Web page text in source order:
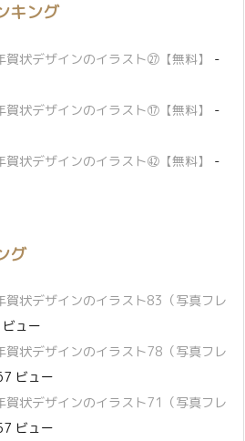
キング
状デザインのイラスト㉗【無料】
-
賀状デザインのイラスト⑰【無料】
-
状デザインのイラスト㊷【無料】
-
グ
賀状デザインのイラスト83（写真フレ
ュー
賀状デザインのイラスト78（写真フレ
ビュー
賀状デザインのイラスト71（写真フレ
ビュー